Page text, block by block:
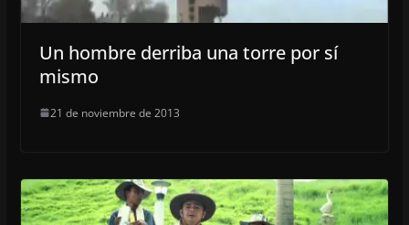
Un hombre derriba una torre por sí
mismo
21 de noviembre de 2013